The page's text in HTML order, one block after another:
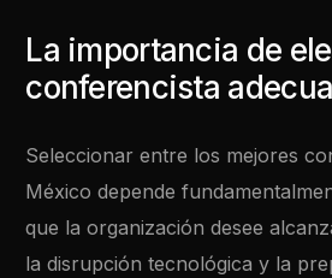
La importancia de
conferencista
Seleccionar entre los mejores
México depende
que la organización desee
la disrupción tecnológica y la